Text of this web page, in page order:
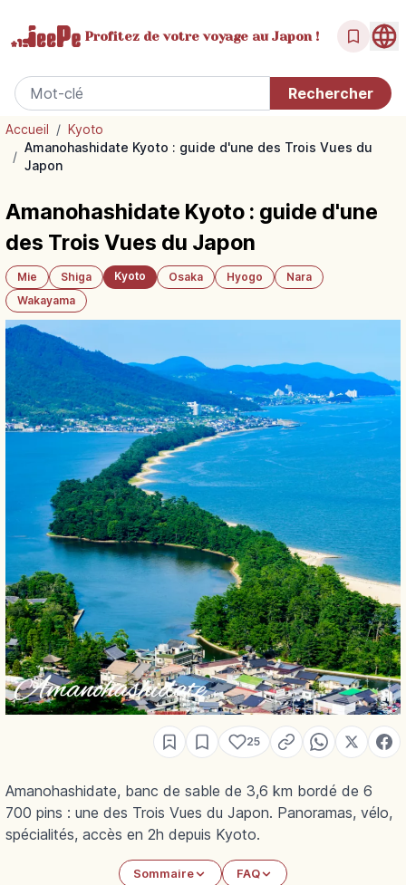
Profitez de votrevoyage au Japon !
Accueil / Kyoto
/
Amanohashidate Kyoto : guide d'une des Trois Vues du
Japon
Amanohashidate Kyoto : guide d'une
des Trois Vues du Japon
Mie Shiga Kyoto Osaka Hyogo
Nara
Wakayama
25
Amanohashidate, banc de sable de 3,6 km bordé de 6
700 pins : une des Trois Vues du Japon. Panoramas, vélo,
spécialités, accès en 2h depuis Kyoto.
Sommaire FAQ